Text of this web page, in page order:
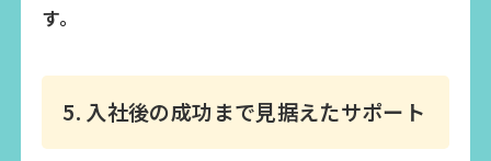
す。
5. 入社後の成功まで見据えたサポート